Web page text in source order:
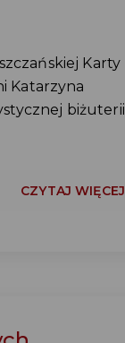
Karty
Katarzyna
biżuterii
CZYTAJ WIĘCEJ